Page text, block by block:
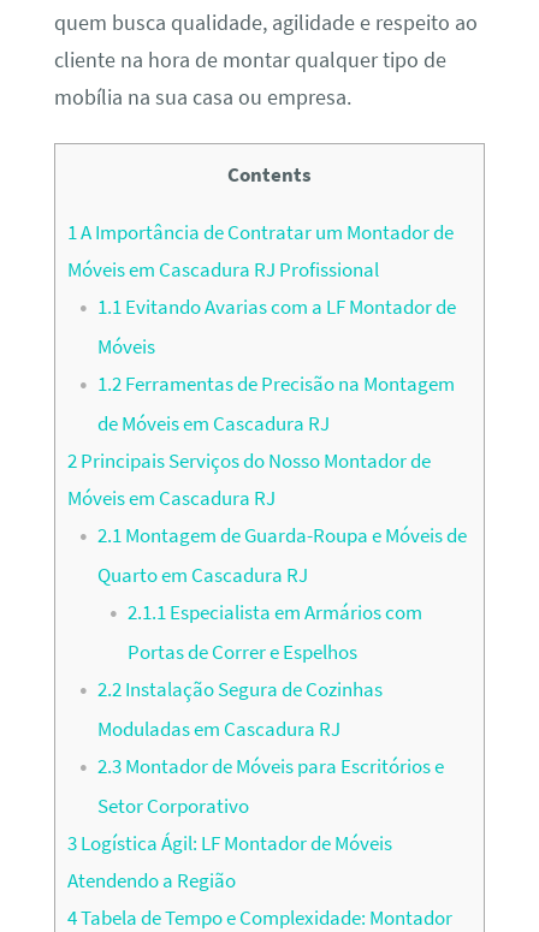
quem busca qualidade, agilidade e respeito ao
cliente na hora de montar qualquer tipo de
mobília na sua casa ou empresa.
Contents
1A Importância de Contratar um Montador de
Móveis em Cascadura RJ Profissional
1.1Evitando Avarias com a LF Montador de
Móveis
1.2Ferramentas de Precisão na Montagem
de Móveis em Cascadura RJ
2Principais Serviços do Nosso Montador de
Móveis em Cascadura RJ
2.1Montagem de Guarda-Roupa e Móveis de
Quarto em Cascadura RJ
2.1.1Especialista em Armários com
Portas de Correr e Espelhos
2.2Instalação Segura de Cozinhas
Moduladas em Cascadura RJ
2.3Montador de Móveis para Escritórios e
Setor Corporativo
3Logística Ágil: LF Montador de Móveis
Atendendo a Região
4Tabela de Tempo e Complexidade: Montador